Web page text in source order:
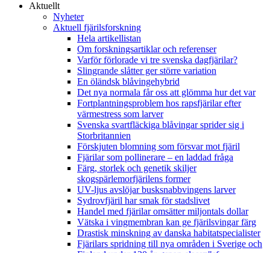
Aktuellt
Nyheter
Aktuell fjärilsforskning
Hela artikellistan
Om forskningsartiklar och referenser
Varför förlorade vi tre svenska dagfjärilar?
Slingrande slåtter ger större variation
En öländsk blåvingehybrid
Det nya normala får oss att glömma hur det var
Fortplantningsproblem hos rapsfjärilar efter
värmestress som larver
Svenska svartfläckiga blåvingar sprider sig i
Storbritannien
Förskjuten blomning som försvar mot fjäril
Fjärilar som pollinerare – en laddad fråga
Färg, storlek och genetik skiljer
skogspärlemorfjärilens former
UV-ljus avslöjar busksnabbvingens larver
Sydrovfjäril har smak för stadslivet
Handel med fjärilar omsätter miljontals dollar
Vätska i vingmembran kan ge fjärilsvingar färg
Drastisk minskning av danska habitatspecialister
Fjärilars spridning till nya områden i Sverige och